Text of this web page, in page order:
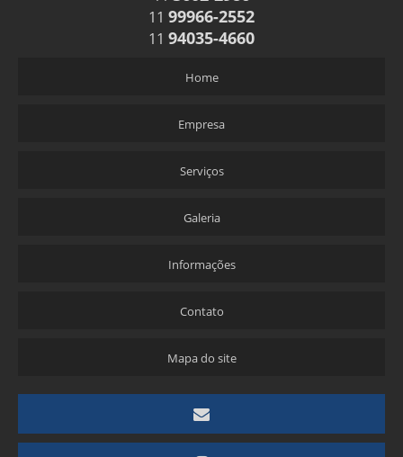
11 99966-2552
11 94035-4660
Home
Empresa
Serviços
Galeria
Informações
Contato
Mapa do site